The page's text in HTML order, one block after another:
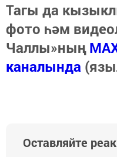
Тагы да
фото һәм
Чаллы»ның
каналында
Оставляйте